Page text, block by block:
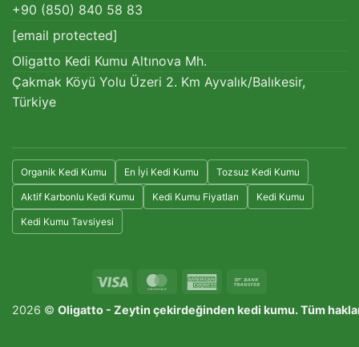
+90 (850) 840 58 83
[email protected]
Oligatto Kedi Kumu Altınova Mh.
Çakmak Köyü Yolu Üzeri 2. Km Ayvalık/Balıkesir,
Türkiye
Organik Kedi Kumu En İyi Kedi Kumu Tozsuz Kedi Kumu
Aktif Karbonlu Kedi Kumu Kedi Kumu Fiyatları Kedi Kumu
Kedi Kumu Tavsiyesi
Visa MasterCardAmerican
2026 © Oligatto - Zeytin çekirdeğinden kedi kumu. Tüm